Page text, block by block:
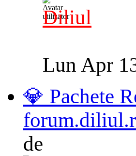
Diliul
Lun Apr
💎 Pachete
de